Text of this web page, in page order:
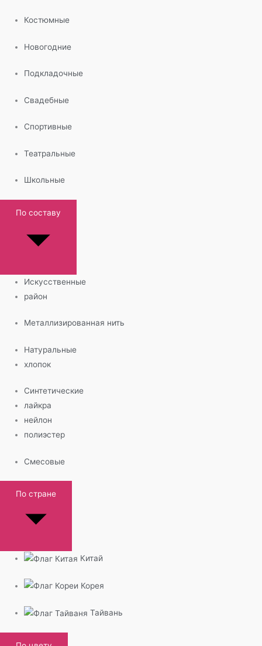
Костюмные
Новогодние
Подкладочные
Свадебные
Спортивные
Театральные
Школьные
По составу
Искусственные
район
Металлизированная нить
Натуральные
хлопок
Синтетические
лайкра
нейлон
полиэстер
Смесовые
По стране
Китай
Корея
Тайвань